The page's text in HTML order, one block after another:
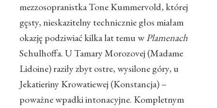
mezzosopranistka Tone Kummervold, której
gęsty, nieskazitelny technicznie głos miałam
okazję podziwiać kilka lat temu wPlamenach
Schulhoffa. U Tamary Morozovej (Madame
Lidoine) raziły zbyt ostre, wysilone góry, u
Jekatieriny Krowatiewej (Konstancja) –
poważne wpadki intonacyjne. Kompletnym